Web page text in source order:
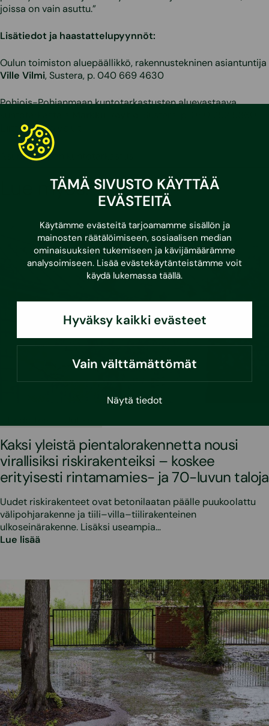
TÄMÄ SIVUSTO KÄYTTÄÄ
EVÄSTEITÄ
Käytämme evästeitä tarjoamamme sisällön ja
mainosten räätälöimiseen, sosiaalisen median
ominaisuuksien tukemiseen ja kävijämäärämme
analysoimiseen. Lisää evästekäytänteistämme voit
käydä lukemassa täällä.
Hyväksy kaikki evästeet
Vain välttämättömät
Näytä tiedot
joissa on vain asuttu.”
Lisätiedot ja haastattelupyynnöt:
Oulun toimiston aluepäällikkö, rakennustekninen asiantuntija
Ville Vilmi, Sustera, p. 040 669 4630
Pohjois-Pohjanmaan kuntotarkastusten aluevastaava,
Liittyvät palvelut
Asuntokaupan kuntotarkastus
Lue myös:
Kaksi yleistä pientalorakennetta nousi
virallisiksi riskirakenteiksi – koskee
erityisesti rintamamies- ja 70-luvun taloja
Uudet riskirakenteet ovat betonilaatan päälle puukoolattu
välipohjarakenne ja tiili–villa–tiilirakenteinen
ulkoseinärakenne. Lisäksi useampia…
Lue lisää